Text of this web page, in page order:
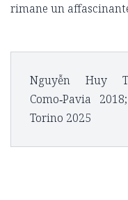
rimane un
Nguyễn Huy
Como‑Pavia
Torino 2025